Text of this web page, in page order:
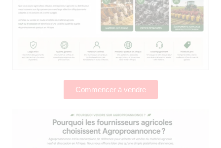
Commencer à vendre